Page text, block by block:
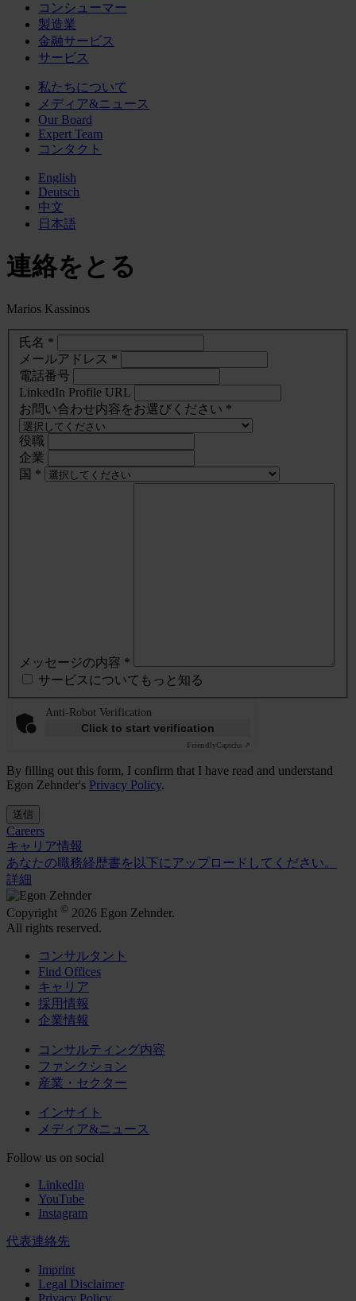
コンシューマー
製造業
金融サービス
サービス
私たちについて
メディア&ニュース
Our Board
Expert Team
コンタクト
English
Deutsch
中文
日本語
連絡をとる
Marios Kassinos
氏名 *
メールアドレス *
電話番号
LinkedIn Profile URL
お問い合わせ内容をお選びください *
役職
企業
国 *
メッセージの内容 *
サービスについてもっと知る
Anti-Robot Verification
Click to start verification
FriendlyCaptcha ⇗
By filling out this form, I confirm that I have read and understand
Egon Zehnder's Privacy Policy.
送信
Careers
キャリア情報
あなたの職務経歴書を以下にアップロードしてください。
詳細
Copyright © 2026 Egon Zehnder.
All rights reserved.
コンサルタント
Find Offices
キャリア
採用情報
企業情報
コンサルティング内容
ファンクション
産業・セクター
インサイト
メディア&ニュース
Follow us on social
LinkedIn
YouTube
Instagram
代表連絡先
Imprint
Legal Disclaimer
Privacy Policy